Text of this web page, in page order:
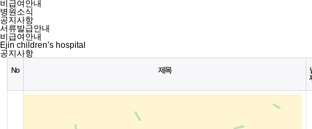
비급여안내
병원소식
공지사항
서류발급안내
비급여안내
Ejin children’s hospital
공지사항
No 제목